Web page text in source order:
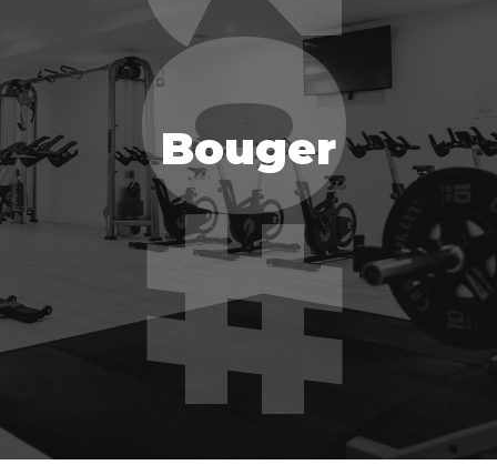
Bouger
Bouger
EN SAVOIR PLUS